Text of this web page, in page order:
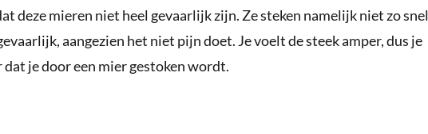
deze mieren niet heel gevaarlijk zijn. Ze steken namelijk niet zo snel
aangezien het niet pijn doet. Je voelt de steek amper, dus je
je door een mier gestoken wordt.